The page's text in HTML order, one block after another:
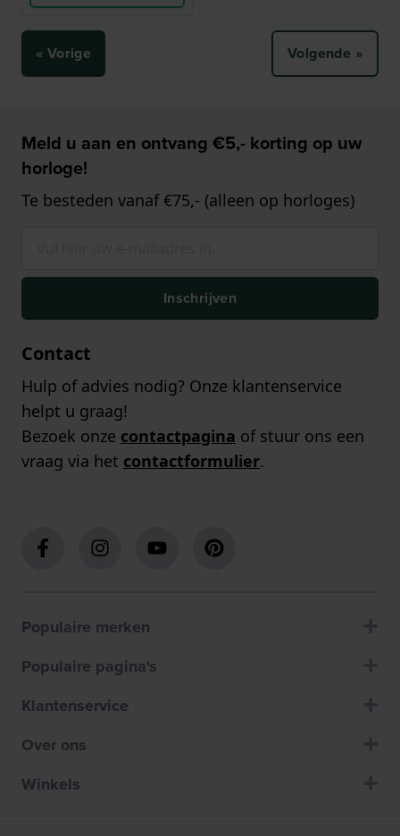
« Vorige Volgende »
Meld u aan en ontvang €5,- korting op uw
horloge!
Te besteden vanaf €75,- (alleen op horloges)
Inschrijven
Contact
Hulp of advies nodig? Onze klantenservice
helpt u graag!
Bezoek onze contactpagina of stuur ons een
vraag via het contactformulier.
Populaire merken
Populaire pagina's
Klantenservice
Over ons
Winkels